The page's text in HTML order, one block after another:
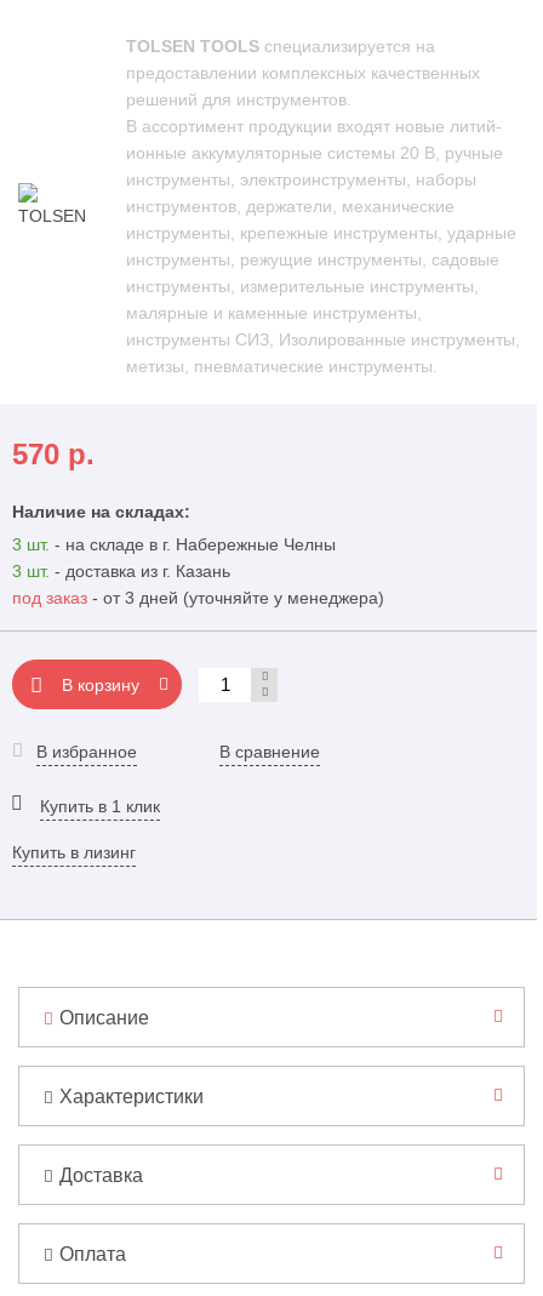
TOLSEN TOOLS специализируется на
предоставлении комплексных качественных
решений для инструментов.
В ассортимент продукции входят новые литий-
ионные аккумуляторные системы 20 В, ручные
инструменты, электроинструменты, наборы
инструментов, держатели, механические
инструменты, крепежные инструменты, ударные
инструменты, режущие инструменты, садовые
инструменты, измерительные инструменты,
малярные и каменные инструменты,
инструменты СИЗ, Изолированные инструменты,
метизы, пневматические инструменты.
570 р.
Наличие на складах:
3 шт. - на складе в г. Набережные Челны
3 шт. - доставка из г. Казань
под заказ - от 3 дней (уточняйте у менеджера)
В корзину
В избранное В сравнение
Купить в 1 клик
Купить в лизинг
Описание
Характеристики
Доставка
Оплата